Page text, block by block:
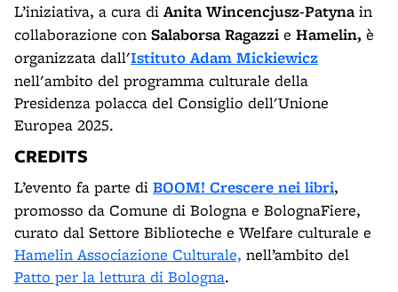
L’iniziativa, a cura di Anita Wincencjusz-Patynain
collaborazione con Salaborsa Ragazzi e Hamelin, è
organizzata dall'Istituto Adam Mickiewicz
nell'ambito del programma culturale della
Presidenza polacca del Consiglio dell'Unione
Europea 2025.
CREDITS
L’evento fa parte di BOOM! Crescere nei libri,
promosso da Comune di Bologna e BolognaFiere,
curato dal Settore Biblioteche e Welfare culturale e
Hamelin Associazione Culturale, nell’ambito del
Patto per la lettura di Bologna.